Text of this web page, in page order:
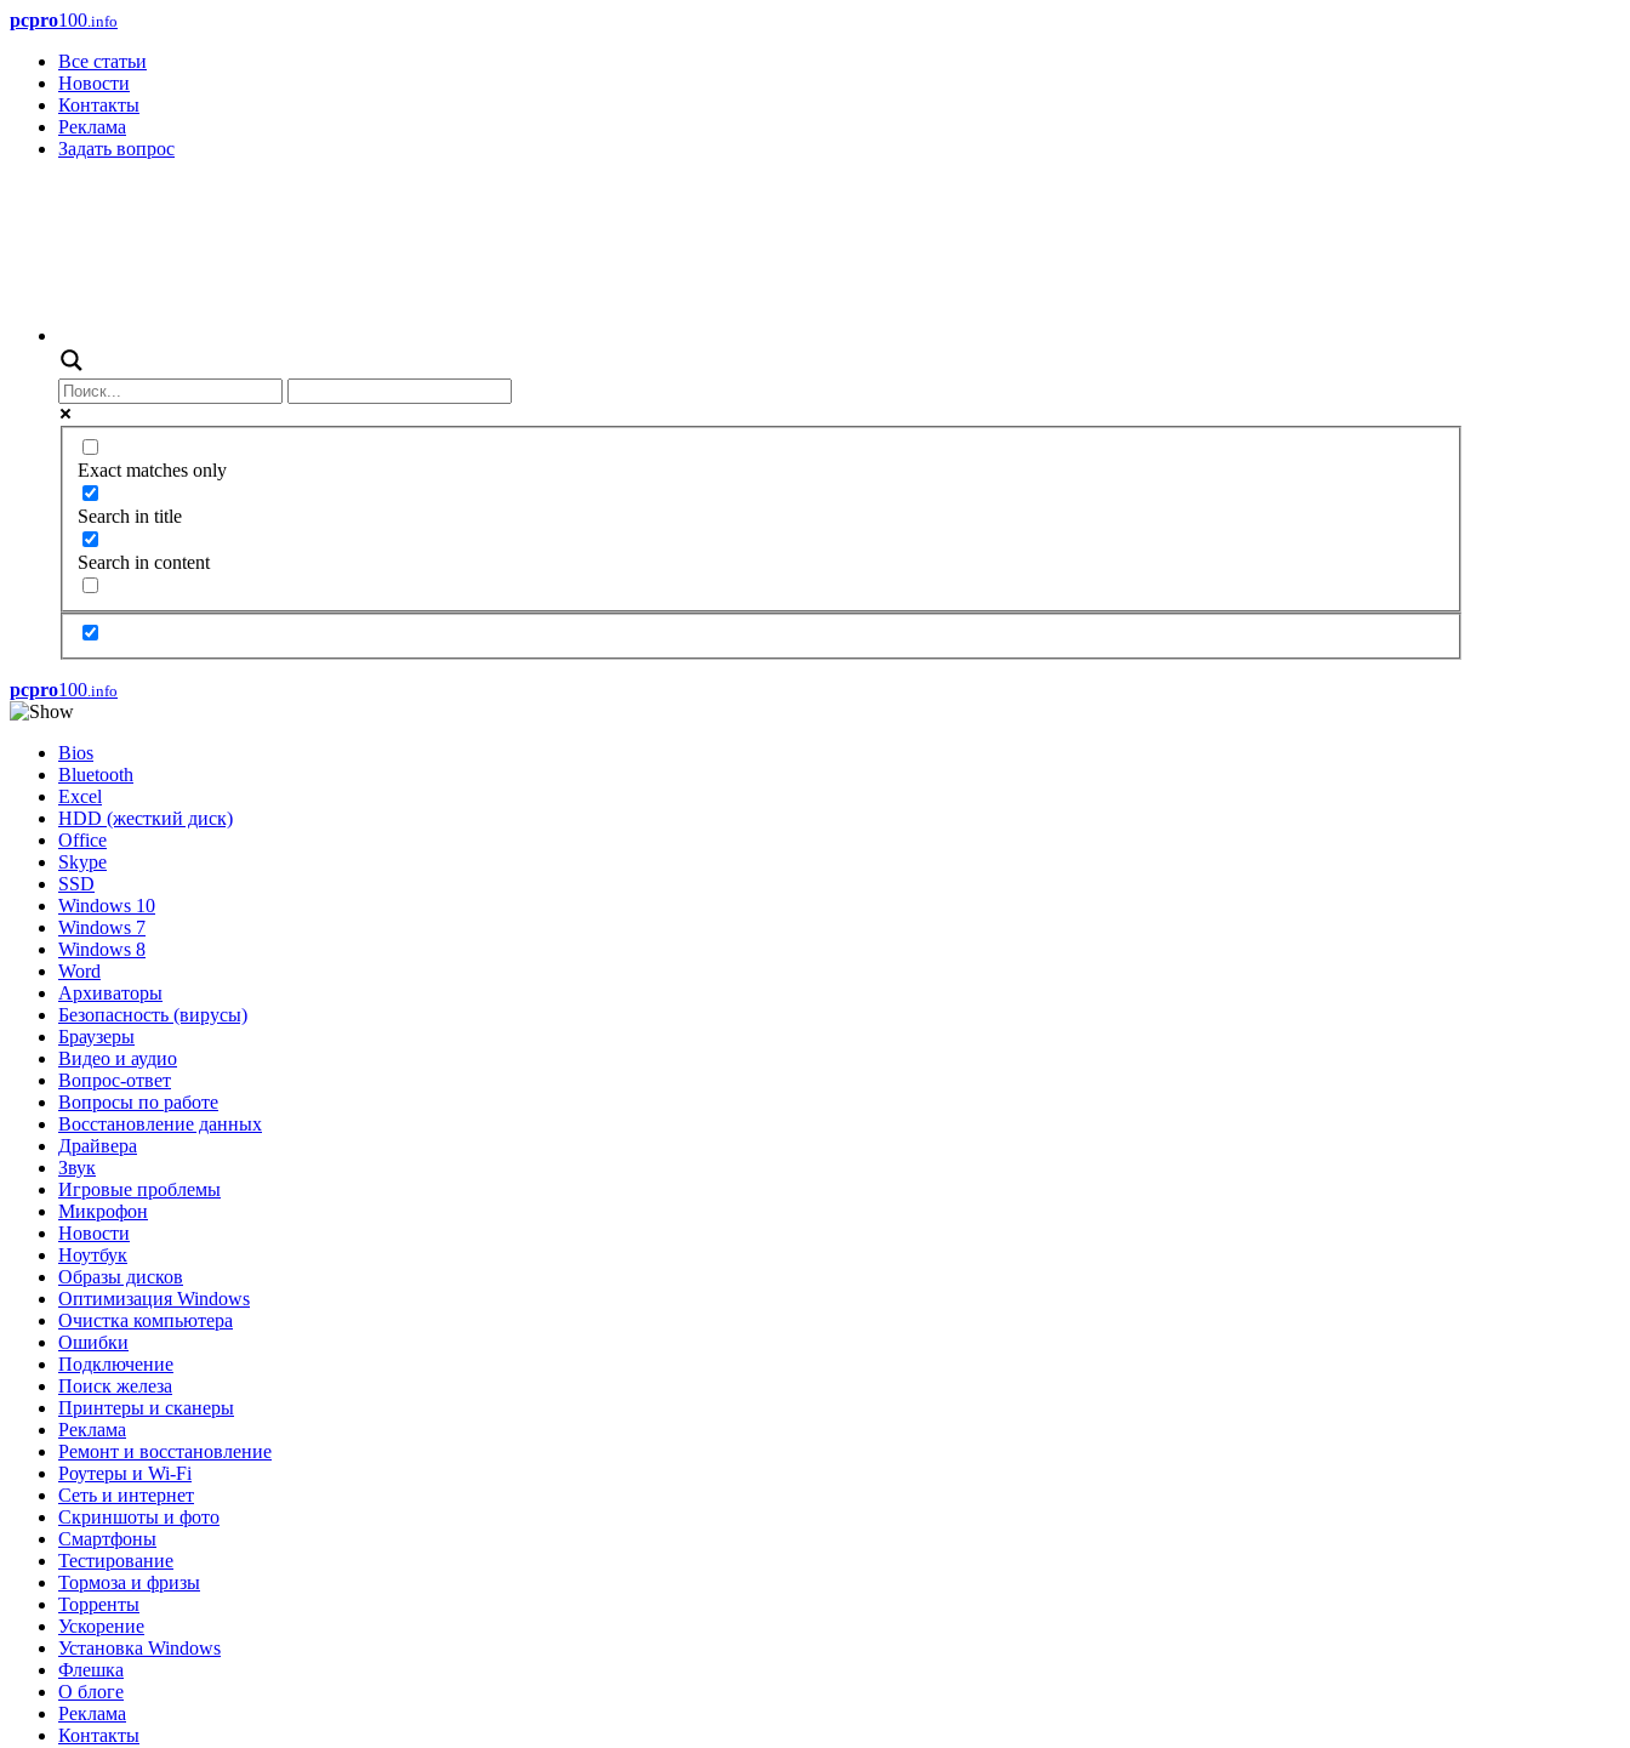
pcpro100.info
Все статьи
Новости
Контакты
Реклама
Задать вопрос
Exact matches only
Search in title
Search in content
pcpro100.info
Bios
Bluetooth
Excel
HDD (жесткий диск)
Office
Skype
SSD
Windows 10
Windows 7
Windows 8
Word
Архиваторы
Безопасность (вирусы)
Браузеры
Видео и аудио
Вопрос-ответ
Вопросы по работе
Восстановление данных
Драйвера
Звук
Игровые проблемы
Микрофон
Новости
Ноутбук
Образы дисков
Оптимизация Windows
Очистка компьютера
Ошибки
Подключение
Поиск железа
Принтеры и сканеры
Реклама
Ремонт и восстановление
Роутеры и Wi-Fi
Сеть и интернет
Скриншоты и фото
Смартфоны
Тестирование
Тормоза и фризы
Торренты
Ускорение
Установка Windows
Флешка
О блоге
Реклама
Контакты